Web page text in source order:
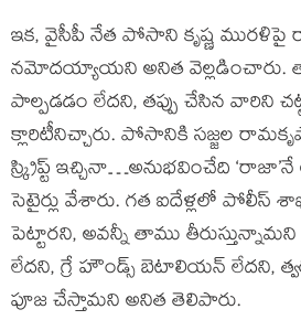
ఇక, వైసీపీ నేత పోసాని కృష్ణ మురళిపై
నమోదయ్యాయని అనిత వెల్లడించారు.
పాల్పడడం లేదని, తప్పు చేసిన వారిని
క్లారిటీనిచ్చారు. పోసానికి సజ్జల
స్క్రిప్ట్ ఇచ్చినా…అనుభవించేది
సెటైర్లు వేశారు. గత ఐదేళ్లలో పోలీస్
పెట్టారని, అవన్నీ తాము తీరుస్తున్నామని
లేదని, గ్రే హౌండ్స్ బెటాలియన్ లేదని,
పూజ చేస్తామని అనిత తెలిపారు.